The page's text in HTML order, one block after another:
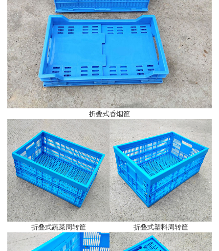
折叠式香烟筐
折叠式蔬菜周转筐 折叠式塑料周转筐